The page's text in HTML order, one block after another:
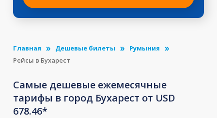
Главная Дешевые билеты
Румыния
Рейсы в Бухарест
Самые дешевые ежемесячные
тарифы в город Бухарест от USD
678.46*